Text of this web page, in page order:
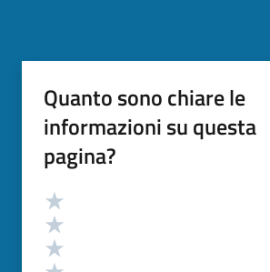
Quanto sono chiare le
informazioni su questa
pagina?
Valutazione